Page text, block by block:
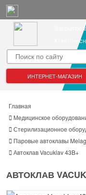
ИНТЕРНЕТ-МАГАЗИН
Главная
Медицинское
Стерилизационное
Паровые автоклавы Melag
Автоклав Vacuklav 43B+
АВТОКЛАВ